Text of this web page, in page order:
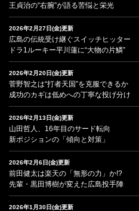
王貞治の“右腕”が語る苦悩と栄光
2026年2月27日(金)更新
広島の伝統受け継ぐスイッチヒッター
ドラ1ルーキー平川蓮に“大物の片鱗”
2026年2月20日(金)更新
菅野智之は“打者天国”を克服できるか
成功のカギは低めへの丁寧な投げ分け
2026年2月13日(金)更新
山田哲人、16年目のサード転向
新ポジションの「傾向と対策」
2026年2月6日(金)更新
前田健太は楽天の「無形の力」か!?
先輩・黒田博樹が変えた広島投手陣
2026年1月30日(金)更新